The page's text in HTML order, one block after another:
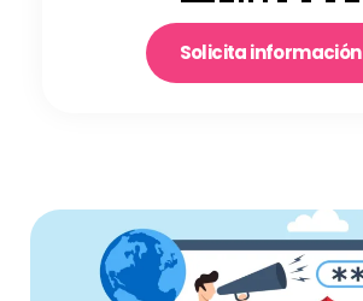
Solicita información